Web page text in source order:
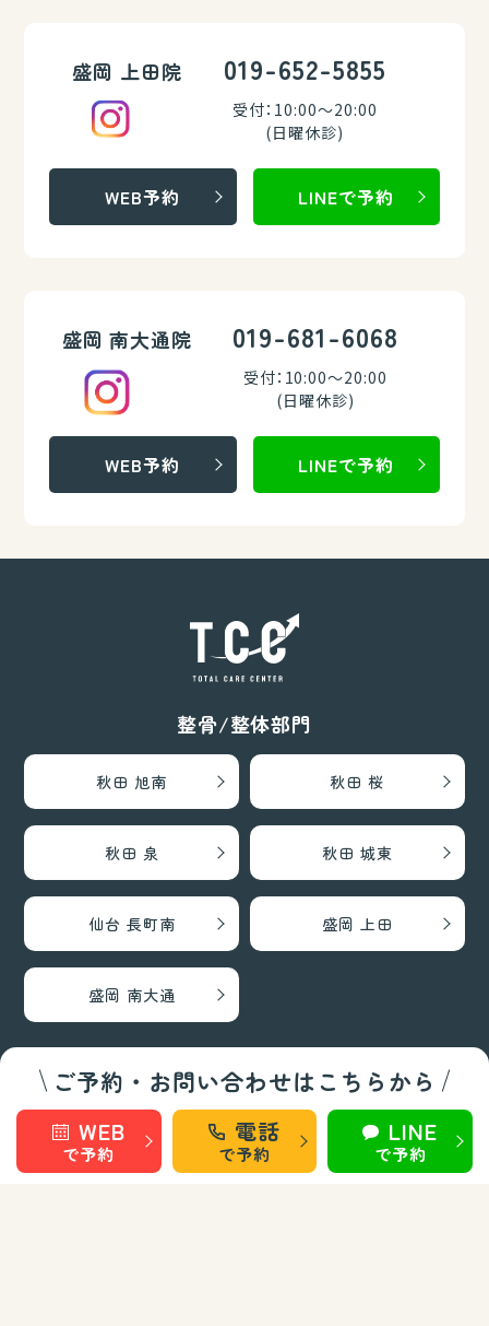
ご予約・お問い合わせはこちらから
WEB
で予約
電話
で予約
LINE
で予約
盛岡 上田院 019-652-5855
受付：10:00～20:00
(日曜休診)
WEB予約 LINEで予約
盛岡 南大通院 019-681-6068
受付：10:00～20:00
(日曜休診)
WEB予約 LINEで予約
整骨/整体部門
秋田 旭南 秋田 桜
秋田 泉 秋田 城東
仙台 長町南 盛岡 上田
盛岡 南大通
巻き爪矯正・フットケア部門
秋田 旭南 秋田 泉